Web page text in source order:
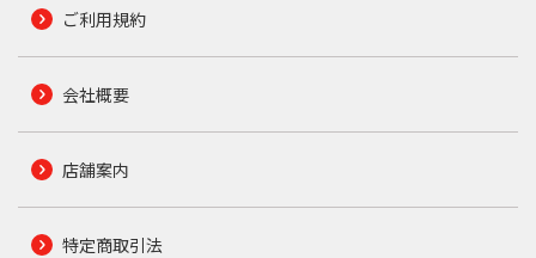
ご利用規約
会社概要
店舗案内
特定商取引法